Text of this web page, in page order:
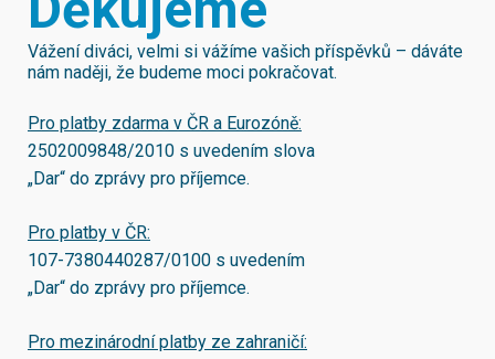
Vážení diváci, velmi si vážíme vašich příspěvků – dáváte
nám naději, že budeme moci pokračovat.
Pro platby zdarma v ČR a Eurozóně:
2502009848/2010 s uvedením slova
„Dar“ do zprávy pro příjemce.
Pro platby v ČR:
107-7380440287/0100 s uvedením
„Dar“ do zprávy pro příjemce.
Pro mezinárodní platby ze zahraničí: